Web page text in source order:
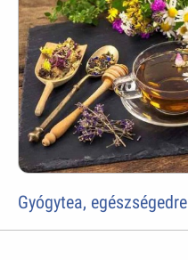
Gyógytea, egészségedre